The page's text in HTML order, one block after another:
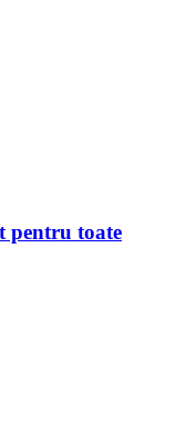
pentru toate